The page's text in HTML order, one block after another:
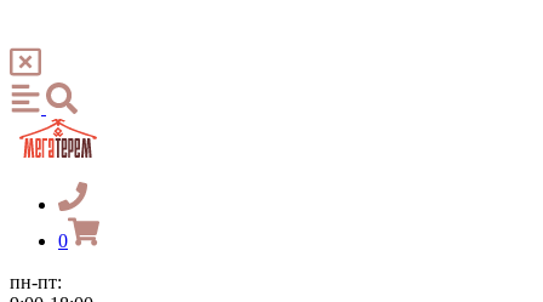
0
пн-пт: